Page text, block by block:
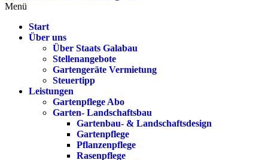
Menü
Start
Über uns
Über Staats Galabau
Stellenangebote
Gartengeräte Vermietung
Steuertipp
Leistungen
Gartenpflege Abo
Garten- Landschaftsbau
Gartenbau- & Landschaftsdesign
Gartenpflege
Pflanzenpflege
Rasenpflege